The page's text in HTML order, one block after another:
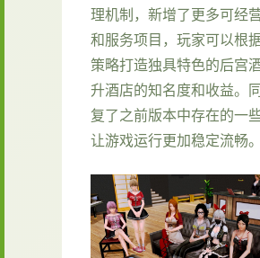
理机制，新增了更多可经
和服务项目，玩家可以根
策略打造独具特色的后宫
升酒店的知名度和收益。
复了之前版本中存在的一些
让游戏运行更加稳定流畅。